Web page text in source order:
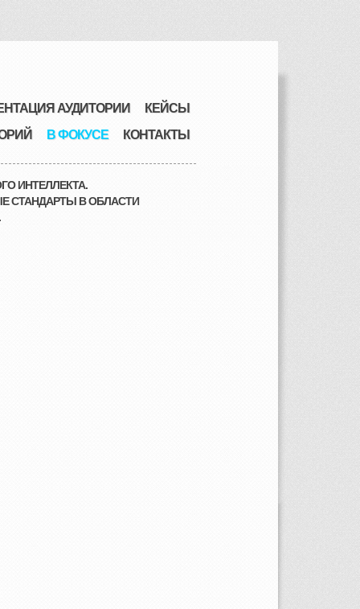
АУДИТОРИИ
КЕЙСЫ
В ФОКУСЕ КОНТАКТЫ
ИНТЕЛЛЕКТА.
СТАНДАРТЫ В ОБЛАСТИ